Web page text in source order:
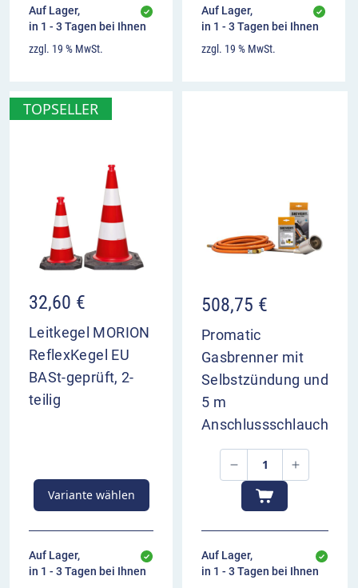
Nachbehandlung mit dem ChipFill™
Nachstreumittel.
00:00
Auf Lager,
in 1 - 3 Tagen bei Ihnen
zzgl. 19 % MwSt.
Auf Lager,
in 1 - 3 Tagen bei Ihnen
zzgl. 19 % MwSt.
TOPSELLER
32,60 €
Leitkegel MORION
ReflexKegel EU
BASt-geprüft, 2-
teilig
Variante wählen
Auf Lager,
in 1 - 3 Tagen bei Ihnen
508,75 €
Promatic
Gasbrenner mit
Selbstzündung und
5 m
Anschlussschlauch
Auf Lager,
in 1 - 3 Tagen bei Ihnen